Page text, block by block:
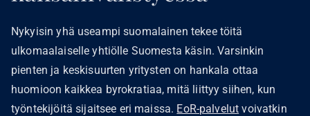
Nykyisin yhä useampi suomalainen tekee töitä
ulkomaalaiselle yhtiölle Suomesta käsin. Varsinkin
pienten ja keskisuurten yritysten on hankala ottaa
huomioon kaikkea byrokratiaa, mitä liittyy siihen, kun
työntekijöitä sijaitsee eri maissa. EoR-palvelut voivatkin